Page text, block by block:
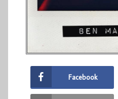
Facebook